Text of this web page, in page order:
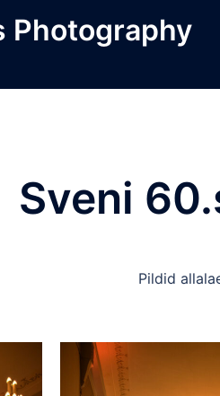
Photography
Sveni
Pildid